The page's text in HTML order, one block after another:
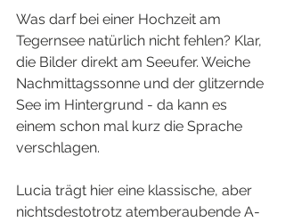
Was darf bei einer Hochzeit am
Tegernsee natürlich nicht fehlen? Klar,
die Bilder direkt am Seeufer. Weiche
Nachmittagssonne und der glitzernde
See im Hintergrund - da kann es
einem schon mal kurz die Sprache
verschlagen.
Lucia trägt hier eine klassische, aber
nichtsdestotrotz atemberaubende A-